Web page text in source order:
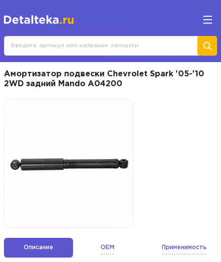
Амортизатор подвески Chevrolet Spark '05-'10
2WD задний Mando A04200
Описание OEM Применимость